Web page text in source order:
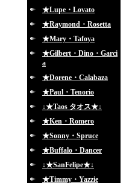
★Lupe・Lovato
★Raymond・Rosetta
★Mary・Tafoya
★Gilbert・Dino・Garci
a
★Dorene・Calabaza
★Paul・Tenorio
↓★Taos タオス★↓
★Ken・Romero
★Sonny・Spruce
★Buffalo・Dancer
↓★SanFelipe★↓
★Timmy・Yazzie